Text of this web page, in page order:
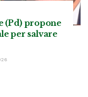
(Pd) propone
per salvare